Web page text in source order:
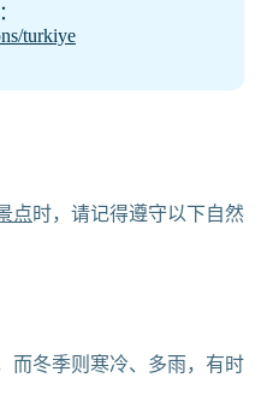
turkiye
点时，请记得遵守以下自然
而冬季则寒冷、多雨，有时